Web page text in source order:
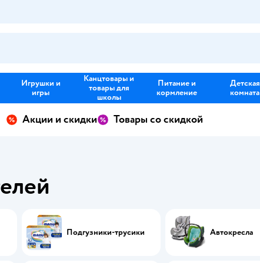
Игрушки и
игры
Канцтовары и
товары для
школы
Питание и
кормление
Детская
комната
Акции и скидки Товары со скидкой
Подгузники-трусики Автокресла